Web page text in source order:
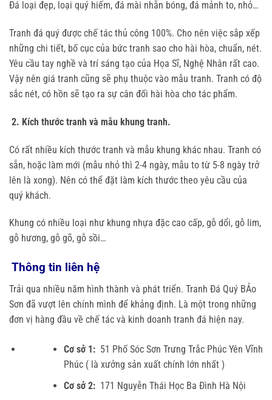
Đá loại đẹp, loại quý hiếm, đá mài nhẵn bóng, đá mảnh to, nhỏ…
Tranh đá quý được chế tác thủ công 100%. Cho nên việc sắp xếp
những chi tiết, bố cục của bức tranh sao cho hài hòa, chuẩn, nét.
Yêu cầu tay nghề và trí sáng tạo của Họa Sĩ, Nghệ Nhân rất cao.
Vậy nên giá tranh cũng sẽ phụ thuộc vào mẫu tranh. Tranh có độ
sắc nét, có hồn sẽ tạo ra sự cân đối hài hòa cho tác phẩm.
2. Kích thước tranh và mẫu khung tranh.
Có rất nhiều kích thước tranh và mẫu khung khác nhau. Tranh có
sẵn, hoặc làm mới (mẫu nhỏ thì 2-4 ngày, mẫu to từ 5-8 ngày trở
lên là xong). Nên có thể đặt làm kích thước theo yêu cầu của
quý khách.
Khung có nhiều loại như khung nhựa đặc cao cấp, gỗ dổi, gỗ lim,
gỗ hương, gỗ gõ, gỗ sồi…
Thông tin liên hệ
Trải qua nhiều năm hình thành và phát triển. Tranh Đá Quý BẢo
Sơn đã vượt lên chính mình để khảng định. Là một trong những
đơn vị hàng đầu về chế tác và kinh doanh tranh đá hiện nay.
Cơ sở 1:51 Phố Sóc Sơn Trưng Trắc Phúc Yên Vĩnh
Phúc ( là xưởng sản xuất chính lớn nhất )
Cơ sở 2:171 Nguyễn Thái Học Ba Đình Hà Nội